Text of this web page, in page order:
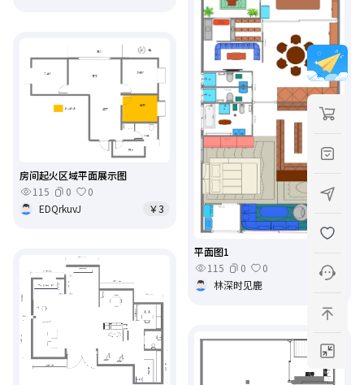
平面图1
115
0
0
林深时见鹿
￥8
房间起火区域平面展示图
115
0
0
EDQrkuvJ
￥3